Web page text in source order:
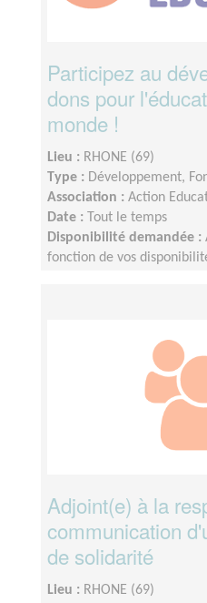
Participez au
dons pour
monde !
Lieu : RHONE (69)
Type : Développement,
Association : Action
Date :
Tout le temps
Disponibilité demandée :
fonction de vos
Adjoint(e) à la
communication
de solidarité
Lieu : RHONE (69)